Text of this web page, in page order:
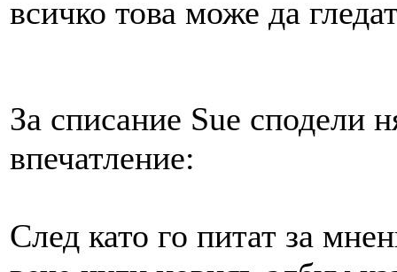
всичко това може да
За списание Sue сподели
впечатление:
След като го питат за